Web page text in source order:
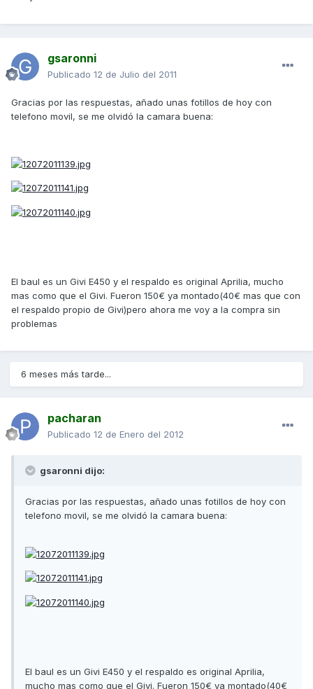
gsaronni
Publicado 12 de Julio del 2011
Gracias por las respuestas, añado unas fotillos de hoy con
telefono movil, se me olvidó la camara buena:
El baul es un Givi E450 y el respaldo es original Aprilia, mucho
mas como que el Givi. Fueron 150€ ya montado(40€ mas que con
el respaldo propio de Givi)pero ahora me voy a la compra sin
problemas
6 meses más tarde...
pacharan
Publicado 12 de Enero del 2012
gsaronni dijo:
Gracias por las respuestas, añado unas fotillos de hoy con
telefono movil, se me olvidó la camara buena:
El baul es un Givi E450 y el respaldo es original Aprilia,
mucho mas como que el Givi. Fueron 150€ ya montado(40€